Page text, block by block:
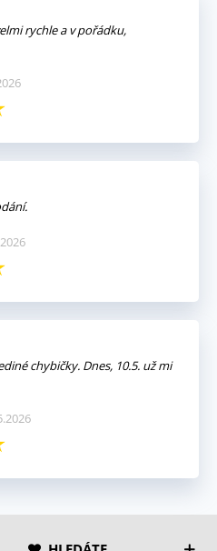
rychle a v pořádku,
chybičky. Dnes, 10.5. už mi